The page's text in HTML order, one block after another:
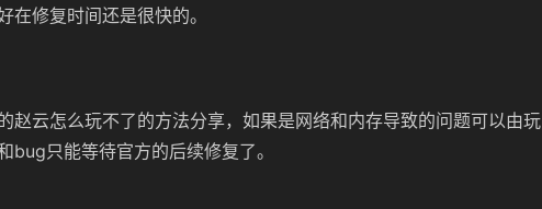
在修复时间还是很快的。
赵云怎么玩不了的方法分享，如果是网络和内存导致的问题可以由玩
bug只能等待官方的后续修复了。